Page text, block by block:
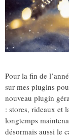
Pour la fin de
sur mes plugins
nouveau plugin
: stores, rideaux et
longtemps
désormais aussi le